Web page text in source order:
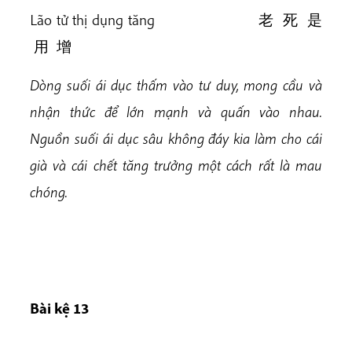
Lão tử thị dụng tăng 老 死 是
用 增
Dòng suối ái dục thấm vào tư duy, mong cầu và
nhận thức để lớn mạnh và quấn vào nhau.
Nguồn suối ái dục sâu không đáy kia làm cho cái
già và cái chết tăng trưởng một cách rất là mau
chóng.
Bài kệ 13